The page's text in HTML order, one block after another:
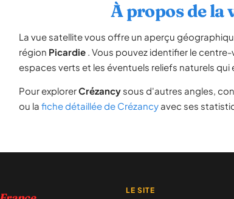
À propos de la
La vue satellite vous offre un aperçu
région Picardie . Vous pouvez identifier le
espaces verts et les éventuels reliefs naturels
Pour explorerCrézancy sous d'autres angles,
ou la fiche détaillée de Crézancy avec ses
LE SITE